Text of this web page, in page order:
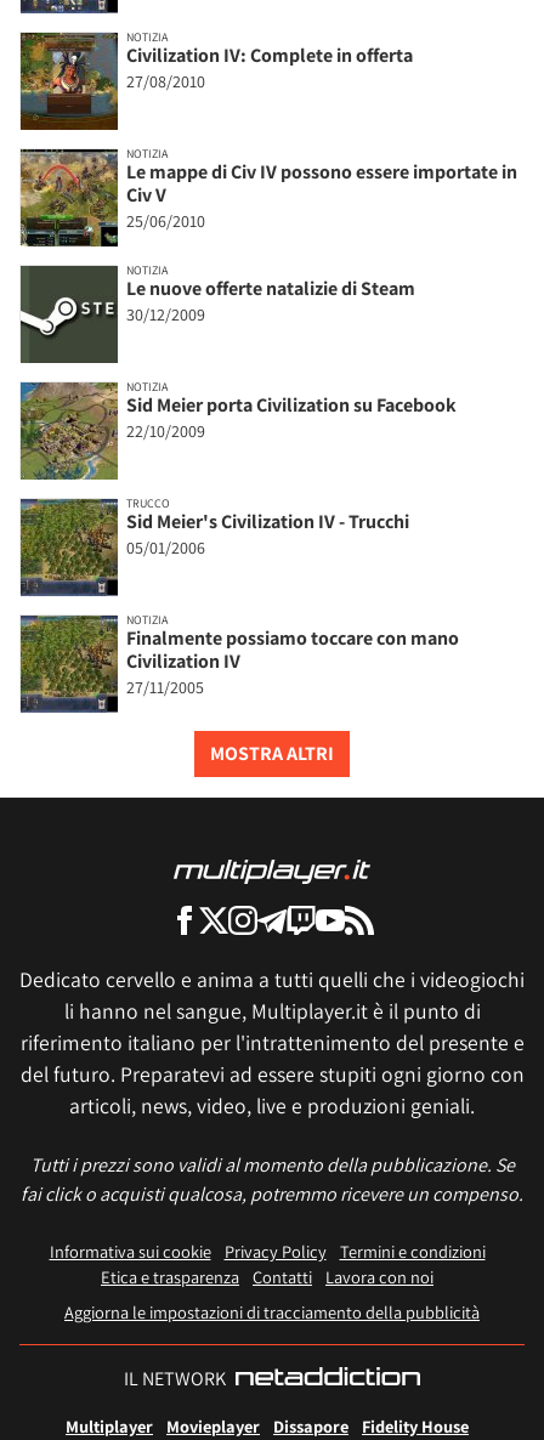
NOTIZIA
Civilization IV: Complete in offerta
27/08/2010
NOTIZIA
Le mappe di Civ IV possono essere importate in
Civ V
25/06/2010
NOTIZIA
Le nuove offerte natalizie di Steam
30/12/2009
NOTIZIA
Sid Meier porta Civilization su Facebook
22/10/2009
TRUCCO
Sid Meier's Civilization IV - Trucchi
05/01/2006
NOTIZIA
Finalmente possiamo toccare con mano
Civilization IV
27/11/2005
MOSTRA ALTRI
Dedicato cervello e anima a tutti quelli che i videogiochi
li hanno nel sangue, Multiplayer.it è il punto di
riferimento italiano per l'intrattenimento del presente e
del futuro. Preparatevi ad essere stupiti ogni giorno con
articoli, news, video, live e produzioni geniali.
Tutti i prezzi sono validi al momento della pubblicazione. Se
fai click o acquisti qualcosa, potremmo ricevere un compenso.
Informativa sui cookie Privacy Policy
Termini e condizioni
Etica e trasparenza Contatti
Lavora con noi
Aggiorna le impostazioni di tracciamento della pubblicità
IL NETWORK
Multiplayer Movieplayer Dissapore Fidelity House